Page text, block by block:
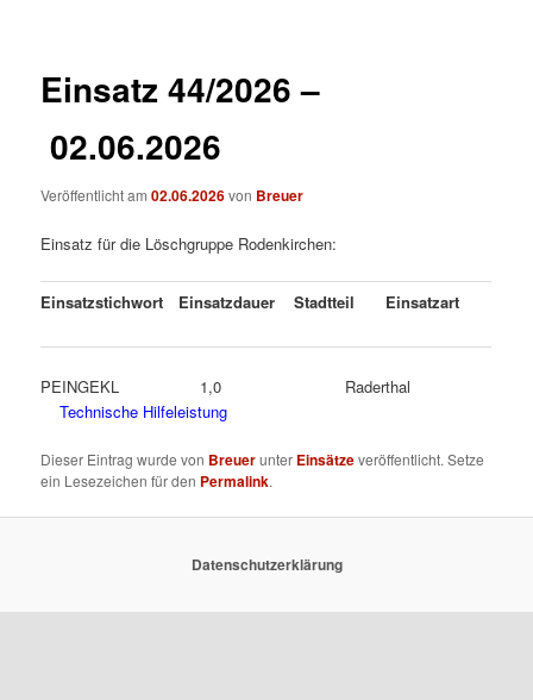
Einsatz 44/2026 –
02.06.2026
Veröffentlicht am02.06.2026von Breuer
Einsatz für die Löschgruppe Rodenkirchen:
Einsatzstichwort Einsatzdauer Stadtteil Einsatzart
PEINGEKL 1,0 Raderthal
Technische Hilfeleistung
Dieser Eintrag wurde von Breuerunter Einsätzeveröffentlicht. Setze
ein Lesezeichen für den Permalink.
Datenschutzerklärung